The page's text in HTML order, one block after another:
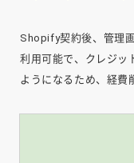
Shopify契約後、管理
利用可能で、クレジッ
ようになるため、経費